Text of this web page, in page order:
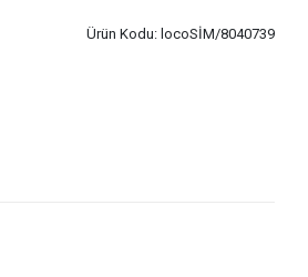
Ürün Kodu: locoSİM/8040739